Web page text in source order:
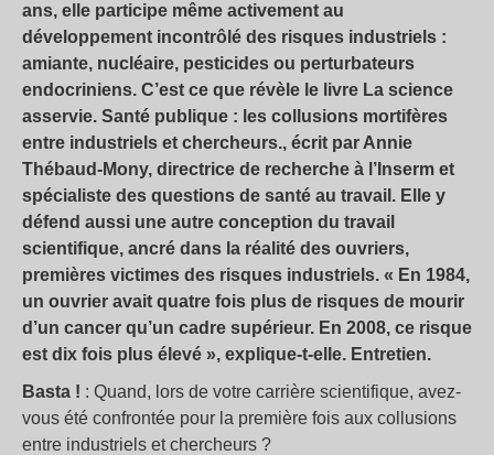
ans, elle participe même activement au
développement incontrôlé des risques industriels :
amiante, nucléaire, pesticides ou perturbateurs
endocriniens. C’est ce que révèle le livre La science
asservie. Santé publique : les collusions mortifères
entre industriels et chercheurs., écrit par Annie
Thébaud-Mony, directrice de recherche à l’Inserm et
spécialiste des questions de santé au travail. Elle y
défend aussi une autre conception du travail
scientifique, ancré dans la réalité des ouvriers,
premières victimes des risques industriels. « En 1984,
un ouvrier avait quatre fois plus de risques de mourir
d’un cancer qu’un cadre supérieur. En 2008, ce risque
est dix fois plus élevé », explique-t-elle. Entretien.
Basta ! : Quand, lors de votre carrière scientifique, avez-
vous été confrontée pour la première fois aux collusions
entre industriels et chercheurs ?